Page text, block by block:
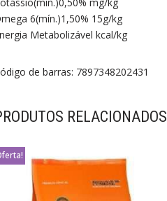
6(mín.)1,50% 15g/kg
Metabolizável kcal/kg
de barras: 7897348202431
RELACIONADOS